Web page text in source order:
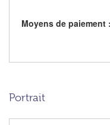
Moyens de paiement :
Portrait